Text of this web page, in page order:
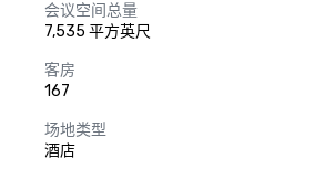
会议空间总量
7,535 平方英尺
客房
167
场地类型
酒店